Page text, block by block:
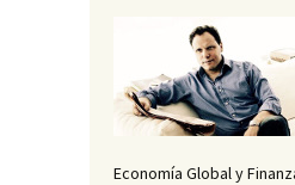
Economía Global y